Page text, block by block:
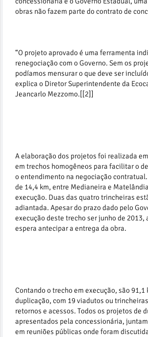
obras não fazem parte do contrato de
“O projeto aprovado é uma ferramenta
renegociação com o Governo. Sem os
podíamos mensurar o que deve ser
explica o Diretor Superintendente da
Jeancarlo Mezzomo.[[2]]
A elaboração dos projetos foi realizada
em trechos homogêneos para facilitar o
o entendimento na negociação
de 14,4 km, entre Medianeira e
execução. Duas das quatro trincheiras
adiantada. Apesar do prazo dado pelo
execução deste trecho ser junho de 2013,
espera antecipar a entrega da obra.
Contando o trecho em execução, são 91,1
duplicação, com 19 viadutos ou
retornos e acessos. Todos os projetos de
apresentados pela concessionária,
em reuniões públicas onde foram